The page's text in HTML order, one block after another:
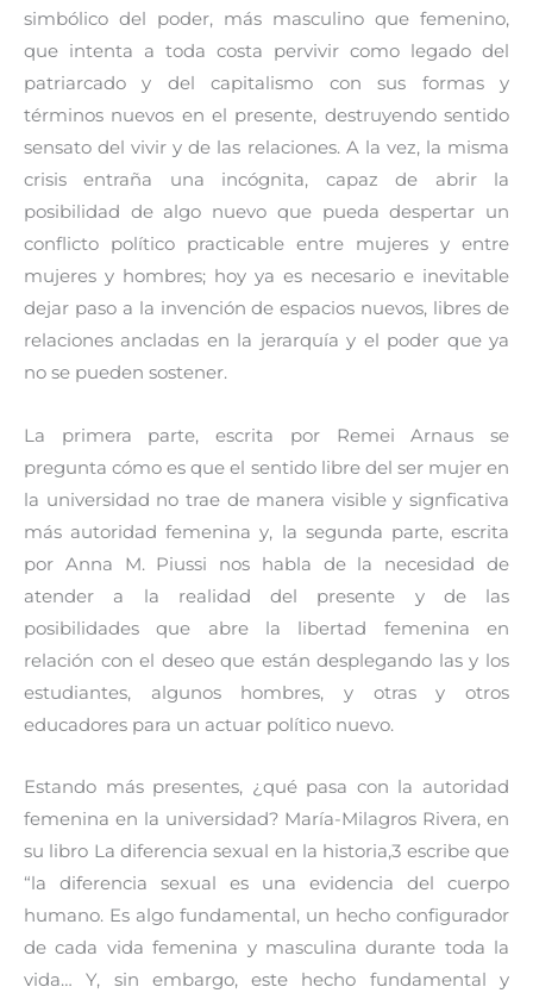
simbólico del poder, más masculino que femenino,
que intenta a toda costa pervivir como legado del
patriarcado y del capitalismo con sus formas y
términos nuevos en el presente, destruyendo sentido
sensato del vivir y de las relaciones. A la vez, la misma
crisis entraña una incógnita, capaz de abrir la
posibilidad de algo nuevo que pueda despertar un
conflicto político practicable entre mujeres y entre
mujeres y hombres; hoy ya es necesario e inevitable
dejar paso a la invención de espacios nuevos, libres de
relaciones ancladas en la jerarquía y el poder que ya
no se pueden sostener.
La primera parte, escrita por Remei Arnaus se
pregunta cómo es que el sentido libre del ser mujer en
la universidad no trae de manera visible y signficativa
más autoridad femenina y, la segunda parte, escrita
por Anna M. Piussi nos habla de la necesidad de
atender a la realidad del presente y de las
posibilidades que abre la libertad femenina en
relación con el deseo que están desplegando las y los
estudiantes, algunos hombres, y otras y otros
educadores para un actuar político nuevo.
Estando más presentes, ¿qué pasa con la autoridad
femenina en la universidad? María-Milagros Rivera, en
su libro La diferencia sexual en la historia,3 escribe que
“la diferencia sexual es una evidencia del cuerpo
humano. Es algo fundamental, un hecho configurador
de cada vida femenina y masculina durante toda la
vida… Y, sin embargo, este hecho fundamental y